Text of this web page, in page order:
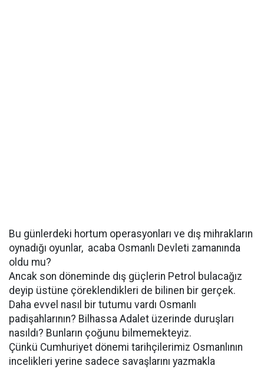
Bu günlerdeki hortum operasyonları ve dış mihrakların
oynadığı oyunlar, acaba Osmanlı Devleti zamanında
oldu mu?
Ancak son döneminde dış güçlerin Petrol bulacağız
deyip üstüne çöreklendikleri de bilinen bir gerçek.
Daha evvel nasıl bir tutumu vardı Osmanlı
padişahlarının? Bilhassa Adalet üzerinde duruşları
nasıldı? Bunların çoğunu bilmemekteyiz.
Çünkü Cumhuriyet dönemi tarihçilerimiz Osmanlının
incelikleri yerine sadece savaşlarını yazmakla